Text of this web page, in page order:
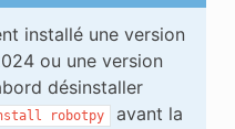
installé une version
ou une version
désinstaller
robotpy
avant la